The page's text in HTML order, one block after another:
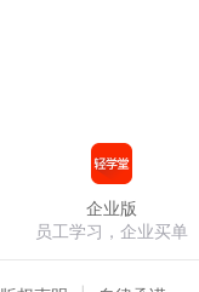
企业版
员工学习，企业买单